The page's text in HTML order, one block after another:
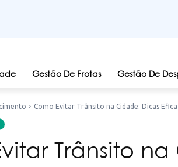
Gestão De Frotas Gestão De
Como Evitar Trânsito na Cidade: Dicas
Trânsito